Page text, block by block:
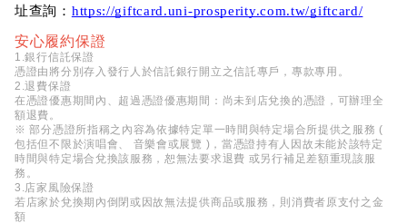
址查詢： https://giftcard.uni-prosperity.com.tw/giftcard/
安心履約保證
1.銀行信託保證
憑證由將分別存入發行人於信託銀行開立之信託專戶，專款專用。
2.退費保證
在憑證優惠期間內、超過憑證優惠期間：尚未到店兌換的憑證，可辦理全
額退費。
※ 部分憑證所指稱之內容為依據特定單一時間與特定場合所提供之服務 (
包括但不限於演唱會、 音樂會或展覽 )，當憑證持有人因故未能於該特定
時間與特定場合兌換該服務，恕無法要求退費 或另行補足差額重現該服
務。
3.店家風險保證
若店家於兌換期內倒閉或因故無法提供商品或服務，則消費者原支付之金
額